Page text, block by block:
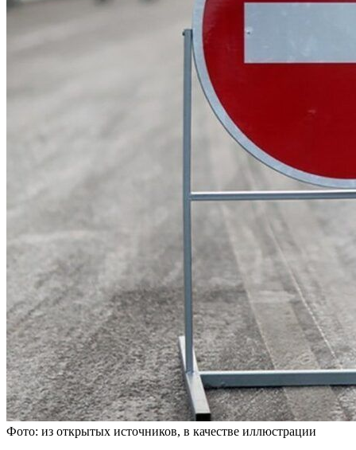
Фото: из открытых источников, в качестве иллюстрации